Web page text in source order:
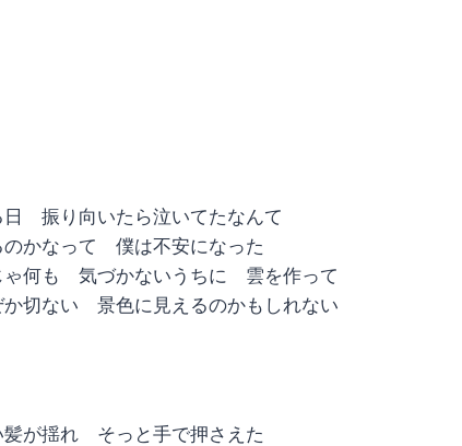
振り向いたら泣いてたなんて
かなって 僕は不安になった
何も 気づかないうちに 雲を作って
切ない 景色に見えるのかもしれない
が揺れ そっと手で押さえた